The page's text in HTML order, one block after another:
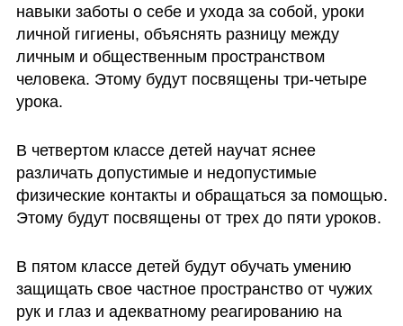
навыки заботы о себе и ухода за собой, уроки
личной гигиены, объяснять разницу между
личным и общественным пространством
человека. Этому будут посвящены три-четыре
урока.
В четвертом классе детей научат яснее
различать допустимые и недопустимые
физические контакты и обращаться за помощью.
Этому будут посвящены от трех до пяти уроков.
В пятом классе детей будут обучать умению
защищать свое частное пространство от чужих
рук и глаз и адекватному реагированию на